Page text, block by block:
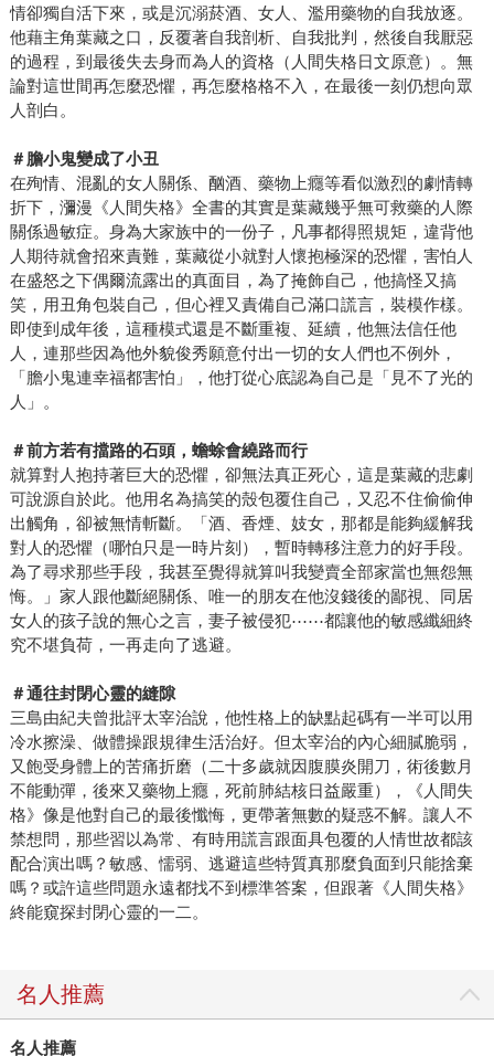
情卻獨自活下來，或是沉溺菸酒、女人、濫用藥物的自我放逐。
他藉主角葉藏之口，反覆著自我剖析、自我批判，然後自我厭惡
的過程，到最後失去身而為人的資格（人間失格日文原意）。無
論對這世間再怎麼恐懼，再怎麼格格不入，在最後一刻仍想向眾
人剖白。
＃膽小鬼變成了小丑
在殉情、混亂的女人關係、酗酒、藥物上癮等看似激烈的劇情轉
折下，瀰漫《人間失格》全書的其實是葉藏幾乎無可救藥的人際
關係過敏症。身為大家族中的一份子，凡事都得照規矩，違背他
人期待就會招來責難，葉藏從小就對人懷抱極深的恐懼，害怕人
在盛怒之下偶爾流露出的真面目，為了掩飾自己，他搞怪又搞
笑，用丑角包裝自己，但心裡又責備自己滿口謊言，裝模作樣。
即使到成年後，這種模式還是不斷重複、延續，他無法信任他
人，連那些因為他外貌俊秀願意付出一切的女人們也不例外，
「膽小鬼連幸福都害怕」，他打從心底認為自己是「見不了光的
人」。
＃前方若有擋路的石頭，蟾蜍會繞路而行
就算對人抱持著巨大的恐懼，卻無法真正死心，這是葉藏的悲劇
可說源自於此。他用名為搞笑的殼包覆住自己，又忍不住偷偷伸
出觸角，卻被無情斬斷。「酒、香煙、妓女，那都是能夠緩解我
對人的恐懼（哪怕只是一時片刻），暫時轉移注意力的好手段。
為了尋求那些手段，我甚至覺得就算叫我變賣全部家當也無怨無
悔。」家人跟他斷絕關係、唯一的朋友在他沒錢後的鄙視、同居
女人的孩子說的無心之言，妻子被侵犯⋯⋯都讓他的敏感纖細終
究不堪負荷，一再走向了逃避。
＃通往封閉心靈的縫隙
三島由紀夫曾批評太宰治說，他性格上的缺點起碼有一半可以用
冷水擦澡、做體操跟規律生活治好。但太宰治的內心細膩脆弱，
又飽受身體上的苦痛折磨（二十多歲就因腹膜炎開刀，術後數月
不能動彈，後來又藥物上癮，死前肺結核日益嚴重），《人間失
格》像是他對自己的最後懺悔，更帶著無數的疑惑不解。讓人不
禁想問，那些習以為常、有時用謊言跟面具包覆的人情世故都該
配合演出嗎？敏感、懦弱、逃避這些特質真那麼負面到只能捨棄
嗎？或許這些問題永遠都找不到標準答案，但跟著《人間失格》
終能窺探封閉心靈的一二。
名人推薦
名人推薦